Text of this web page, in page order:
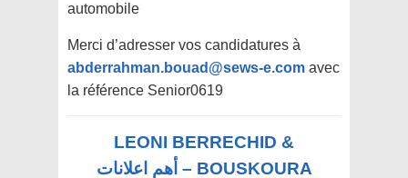
automobile
Merci d’adresser vos candidatures à
abderrahman.bouad@sews-e.com avec
la référence Senior0619
LEONI BERRECHID &
BOUSKOURA – أهم اعلانات